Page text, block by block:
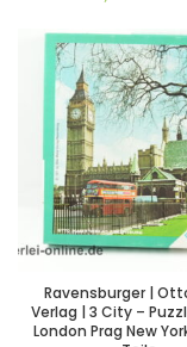
Ravensburger |
Verlag | 3 City –
London Prag New